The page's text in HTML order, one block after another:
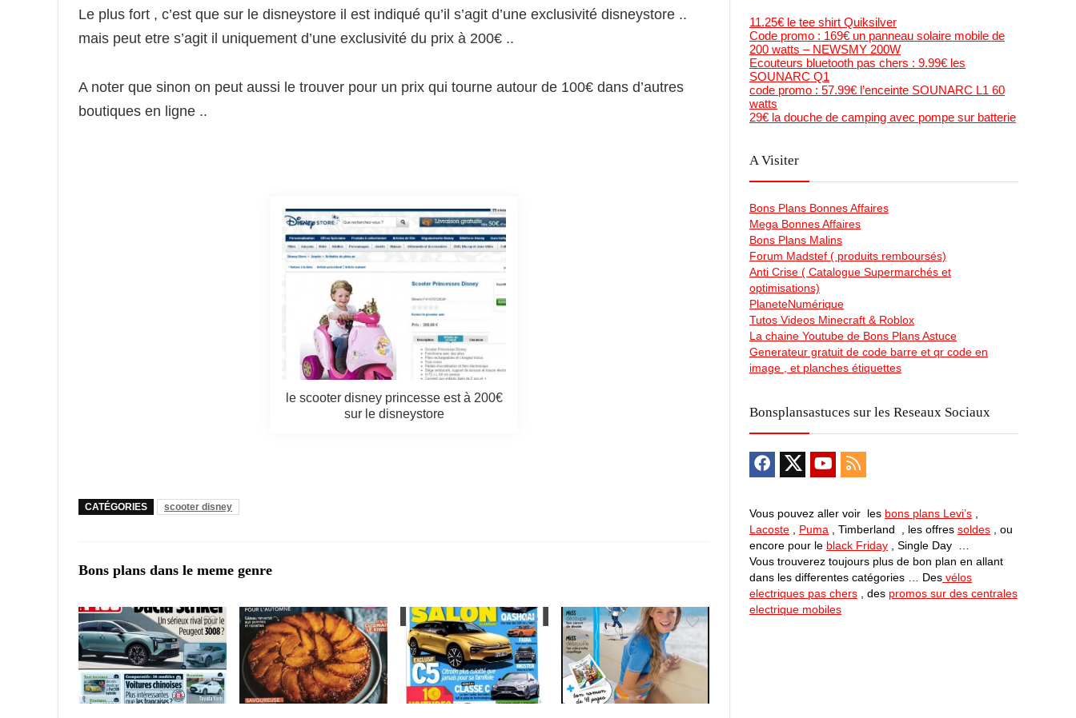
Le plus fort , c’est que sur le disneystore il est indiqué qu’il s’agit d’une exclusivité disneystore ..
mais peut etre s’agit il uniquement d’une exclusivité du prix à 200€ ..
A noter que sinon on peut aussi le trouver pour un prix qui tourne autour de 100€ dans d’autres
boutiques en ligne ..
le scooter disney princesse est à 200€
sur le disneystore
CATÉGORIES scooter disney
Bons plans dans le meme genre
11.25€ le tee shirt Quiksilver
Code promo : 169€ un panneau solaire mobile de
200 watts – NEWSMY 200W
Ecouteurs bluetooth pas chers : 9.99€ les
SOUNARC Q1
code promo : 57.99€ l’enceinte SOUNARC L1 60
watts
29€ la douche de camping avec pompe sur batterie
A Visiter
Bons Plans Bonnes Affaires
Mega Bonnes Affaires
Bons Plans Malins
Forum Madstef ( produits remboursés)
Anti Crise ( Catalogue Supermarchés et
optimisations)
PlaneteNumérique
Tutos Videos Minecraft & Roblox
La chaine Youtube de Bons Plans Astuce
Generateur gratuit de code barre et qr code en
image , et planches étiquettes
Bonsplansastuces sur les Reseaux Sociaux
Vous pouvez aller voir les bons plans Levi’s
Lacoste
Puma , Timberland , les offres soldes , ou
encore pour le black Friday , Single Day …
Vous trouverez toujours plus de bon plan en allant
dans les differentes catégories … Des vélos
electriques pas chers , des promos sur des centrales
electrique mobiles